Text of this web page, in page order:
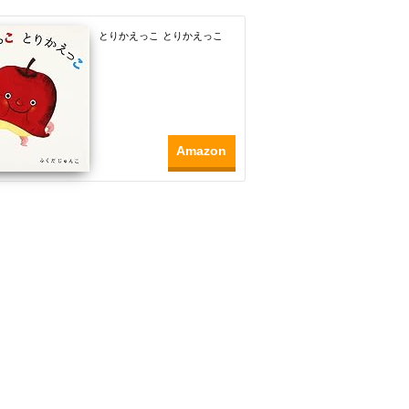
とりかえっこ とりかえっこ
Amazon